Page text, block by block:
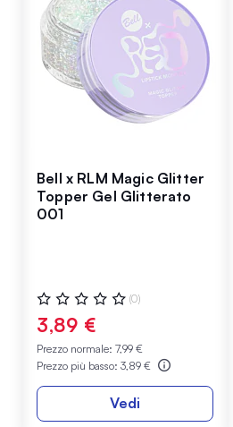
Bell x RLM Magic Glitter
Topper Gel Glitterato
001
Valutazione:
0%
(0)
3,89 €
Prezzo normale: 7,99 €
Prezzo più basso: 3,89 €
Vedi